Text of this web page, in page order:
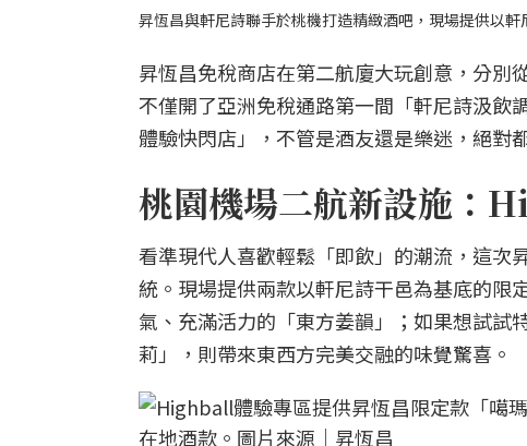
昇恆昌與軒尼詩聯手於桃機打造精緻酒吧，現場提供以
昇恆昌免稅商店在第二航廈大玩創意，分別
不僅開了亞洲免稅通路第一間「軒尼詩汲飲
體驗快閃店」，不管是酒友還是樂迷，絕對
桃園機場二航新設施：
看準現代人喜歡輕鬆「即飲」的潮流，這次
統。現場提供兩款以軒尼詩干邑為基底的限
氣、充滿活力的「東方姜韻」；如果想試試
莉」，則帶來東西方完美交融的味覺驚喜。